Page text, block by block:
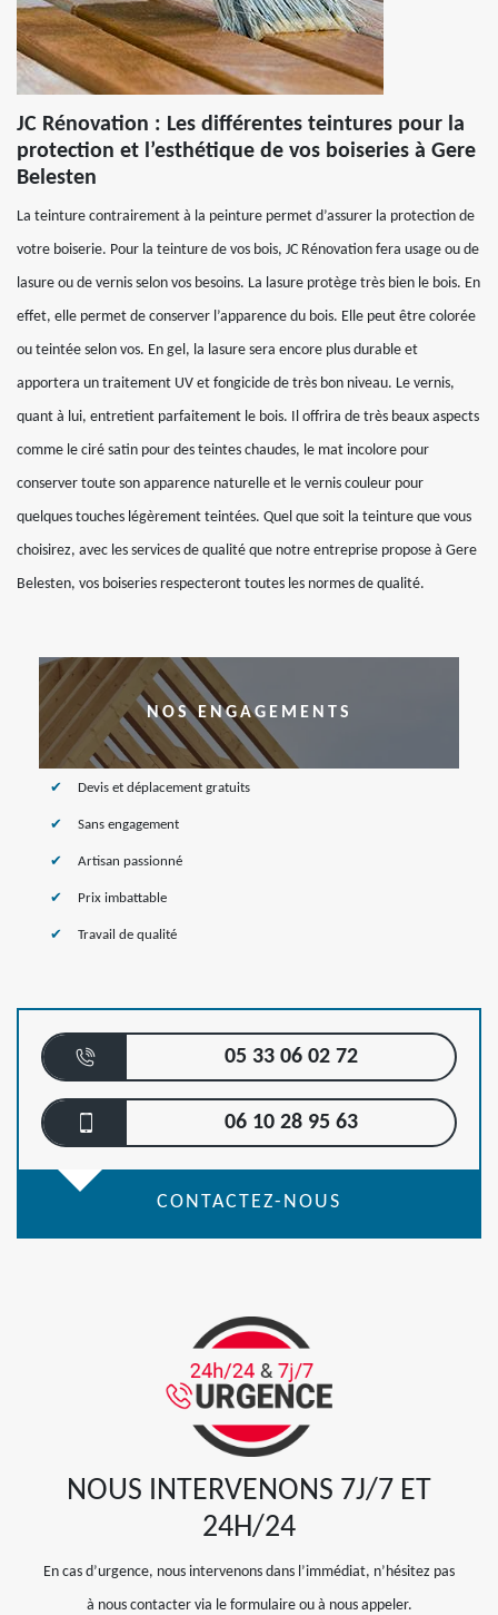
JC Rénovation : Les différentes teintures pour la
protection et l’esthétique de vos boiseries à Gere
Belesten
La teinture contrairement à la peinture permet d’assurer la protection de
votre boiserie. Pour la teinture de vos bois, JC Rénovation fera usage ou de
lasure ou de vernis selon vos besoins. La lasure protège très bien le bois. En
effet, elle permet de conserver l’apparence du bois. Elle peut être colorée
ou teintée selon vos. En gel, la lasure sera encore plus durable et
apportera un traitement UV et fongicide de très bon niveau. Le vernis,
quant à lui, entretient parfaitement le bois. Il offrira de très beaux aspects
comme le ciré satin pour des teintes chaudes, le mat incolore pour
conserver toute son apparence naturelle et le vernis couleur pour
quelques touches légèrement teintées. Quel que soit la teinture que vous
choisirez, avec les services de qualité que notre entreprise propose à Gere
Belesten, vos boiseries respecteront toutes les normes de qualité.
NOS ENGAGEMENTS
Devis et déplacement gratuits
Sans engagement
Artisan passionné
Prix imbattable
Travail de qualité
05 33 06 02 72
06 10 28 95 63
CONTACTEZ-NOUS
NOUS INTERVENONS 7J/7 ET
24H/24
En cas d’urgence, nous intervenons dans l’immédiat, n’hésitez pas
à nous contacter via le formulaire ou à nous appeler.